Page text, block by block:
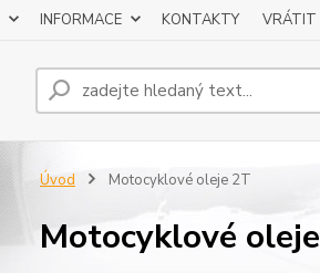
INFORMACE KONTAKTY VRÁTIT
Úvod Motocyklové oleje 2T
Motocyklové